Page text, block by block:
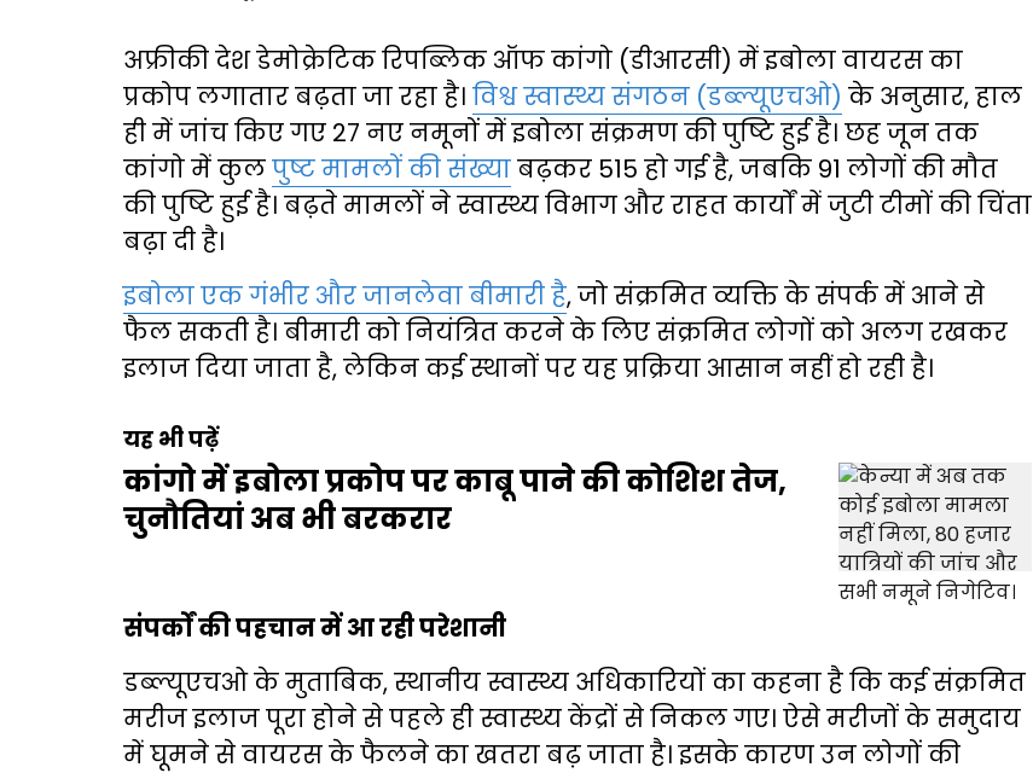
अफ्रीकी देश डेमोक्रेटिक रिपब्लिक ऑफ कांगो (डीआरसी) में इबोला वायरस का
प्रकोप लगातार बढ़ता जा रहा है। विश्व स्वास्थ्य संगठन (डब्ल्यूएचओ) के अनुसार, हाल
ही में जांच किए गए 27 नए नमूनों में इबोला संक्रमण की पुष्टि हुई है। छह जून तक
कांगो में कुलपुष्ट मामलों की संख्याबढ़कर 515 हो गई है, जबकि 91 लोगों की मौत
की पुष्टि हुई है। बढ़ते मामलों ने स्वास्थ्य विभाग और राहत कार्यों में जुटी टीमों की चिंता
बढ़ा दी है।
इबोला एक गंभीर और जानलेवा बीमारी है, जो संक्रमित व्यक्ति के संपर्क में आने से
फैल सकती है। बीमारी को नियंत्रित करने के लिए संक्रमित लोगों को अलग रखकर
इलाज दिया जाता है, लेकिन कई स्थानों पर यह प्रक्रिया आसान नहीं हो रही है।
यह भी पढ़ें
कांगो में इबोला प्रकोप पर काबू पाने की कोशिश तेज,
चुनौतियां अब भी बरकरार
संपर्कों की पहचान में आ रही परेशानी
डब्ल्यूएचओ के मुताबिक, स्थानीय स्वास्थ्य अधिकारियों का कहना है कि कई संक्रमित
मरीज इलाज पूरा होने से पहले ही स्वास्थ्य केंद्रों से निकल गए। ऐसे मरीजों के समुदाय
में घूमने से वायरस के फैलने का खतरा बढ़ जाता है। इसके कारण उन लोगों की